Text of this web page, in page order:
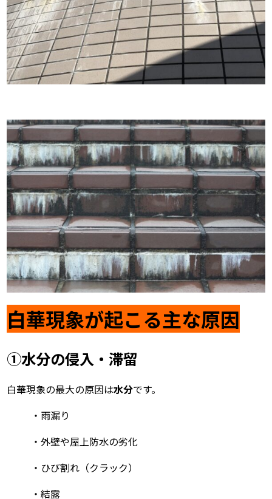
白華現象が起こる主な原因
①水分の侵入・滞留
白華現象の最大の原因は水分です。
・雨漏り
・外壁や屋上防水の劣化
・ひび割れ（クラック）
・結露